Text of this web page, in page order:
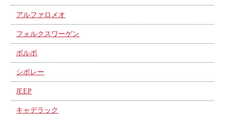
アルファロメオ
フォルクスワーゲン
ボルボ
シボレー
JEEP
キャデラック